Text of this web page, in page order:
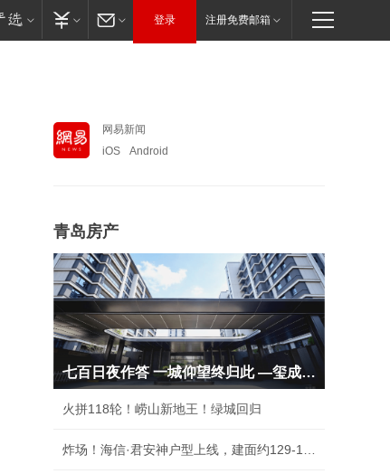
登录 注册免费邮箱
网易新闻
iOS
Android
青岛房产
七百日夜作答 一城仰望终归此 —玺成 御启 银丰
火拼118轮！崂山新地王！绿城回归